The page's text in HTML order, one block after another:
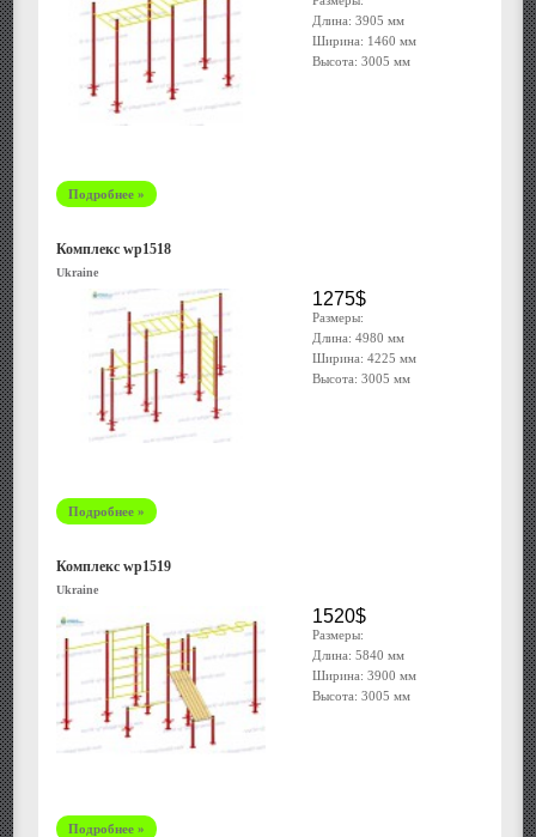
Длина: 3905 мм
Ширина: 1460 мм
Высота: 3005 мм
Подробнее »
Комплекс wp1518
Ukraine
1275$
Размеры:
Длина: 4980 мм
Ширина: 4225 мм
Высота: 3005 мм
Подробнее »
Комплекс wp1519
Ukraine
1520$
Размеры:
Длина: 5840 мм
Ширина: 3900 мм
Высота: 3005 мм
Подробнее »